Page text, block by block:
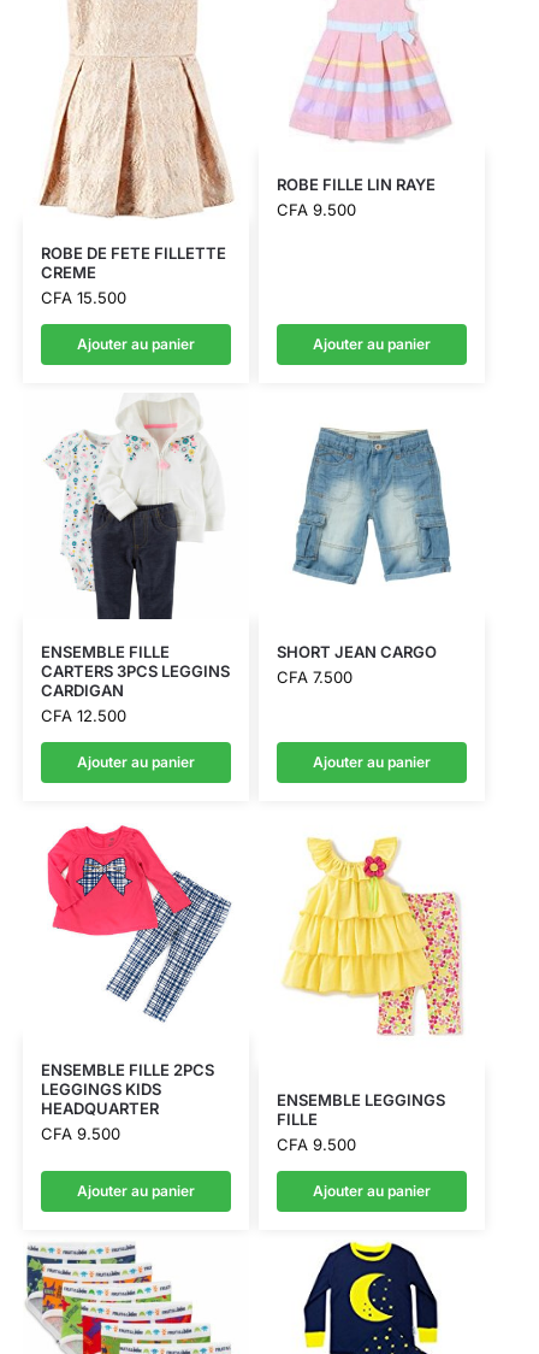
ROBE DE FETE FILLETTE
CREME
CFA15.500
Ajouter au panier
ROBE FILLE LIN RAYE
CFA9.500
Ajouter au panier
ENSEMBLE FILLE
CARTERS 3PCS LEGGINS
CARDIGAN
CFA12.500
Ajouter au panier
SHORT JEAN CARGO
CFA7.500
Ajouter au panier
ENSEMBLE FILLE 2PCS
LEGGINGS KIDS
HEADQUARTER
CFA9.500
Ajouter au panier
ENSEMBLE LEGGINGS
FILLE
CFA9.500
Ajouter au panier